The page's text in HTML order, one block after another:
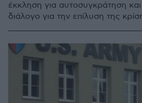
έκκληση για αυτοσυγκράτηση και
διάλογο για την επίλυση της